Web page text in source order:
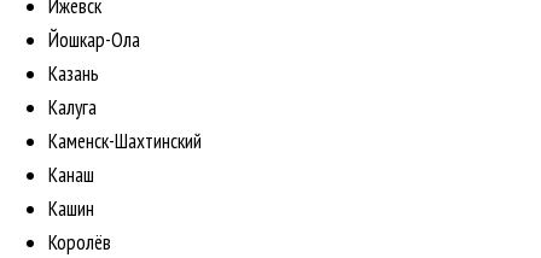
Ижевск
Йошкар-Ола
Казань
Калуга
Каменск-Шахтинский
Канаш
Кашин
Королёв